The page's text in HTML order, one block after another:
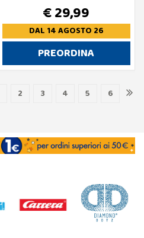
€ 29,99
DAL 14 AGOSTO 26
PREORDINA
2 3 4 5 6